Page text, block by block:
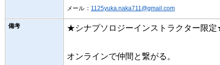
メール ： 1125yuka.naka711@gmail.com
備考 ★シナプソロジーインストラクター限
オンラインで仲間と繋がる。